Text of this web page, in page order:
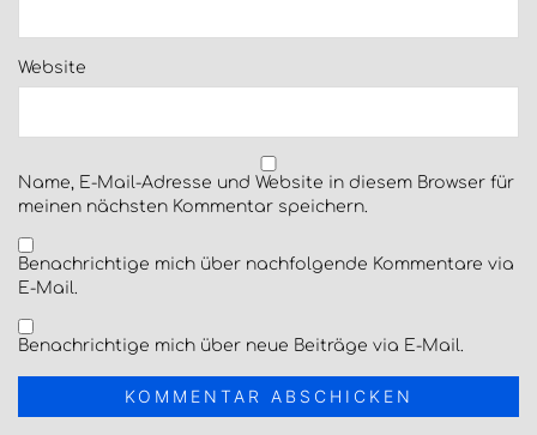
Website
Name, E-Mail-Adresse und Website in diesem Browser für
meinen nächsten Kommentar speichern.
Benachrichtige mich über nachfolgende Kommentare via
E-Mail.
Benachrichtige mich über neue Beiträge via E-Mail.